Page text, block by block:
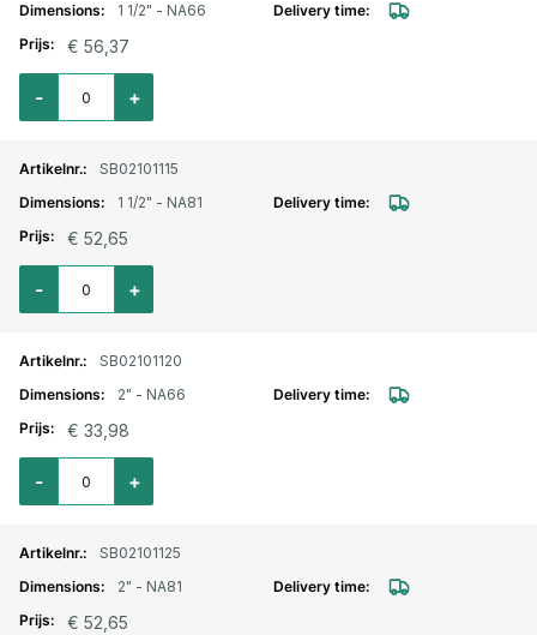
1 1/2" - NA66
€ 56,37
Aantal voor Storz lm. aansluitstuk buitendraad draaibaar 1 1/2" - NA66
+
-
SB02101115
1 1/2" - NA81
€ 52,65
Aantal voor Storz lm. aansluitstuk buitendraad draaibaar 1 1/2" - NA81
+
-
SB02101120
2" - NA66
€ 33,98
Aantal voor Storz lm. aansluitstuk buitendraad draaibaar 2" - NA66
+
-
SB02101125
2" - NA81
€ 52,65